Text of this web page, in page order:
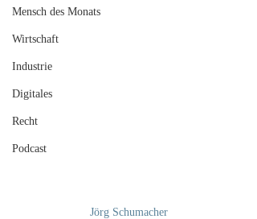
Mensch des Monats
Wirtschaft
Industrie
Digitales
Recht
Podcast
Jörg Schumacher